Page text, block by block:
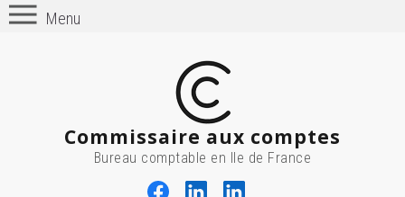
Menu
Commissaire aux comptes
Bureau comptable en Ile de France